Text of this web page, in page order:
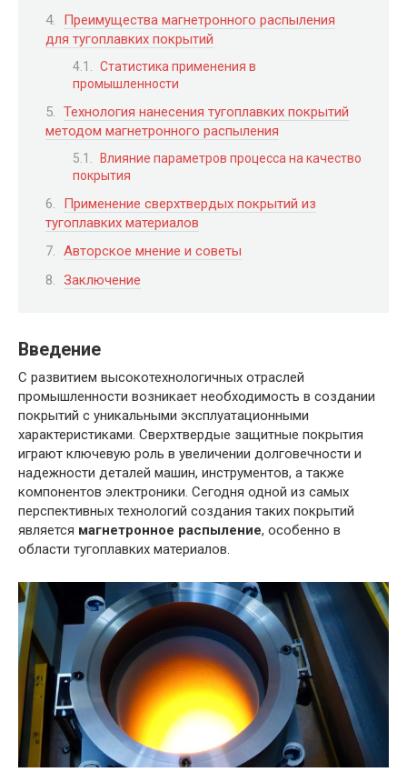
Преимущества магнетронного распыления
для тугоплавких покрытий
Статистика применения в
промышленности
Технология нанесения тугоплавких покрытий
методом магнетронного распыления
Влияние параметров процесса на качество
покрытия
Применение сверхтвердых покрытий из
тугоплавких материалов
Авторское мнение и советы
Заключение
Введение
С развитием высокотехнологичных отраслей
промышленности возникает необходимость в создании
покрытий с уникальными эксплуатационными
характеристиками. Сверхтвердые защитные покрытия
играют ключевую роль в увеличении долговечности и
надежности деталей машин, инструментов, а также
компонентов электроники. Сегодня одной из самых
перспективных технологий создания таких покрытий
является магнетронное распыление, особенно в
области тугоплавких материалов.